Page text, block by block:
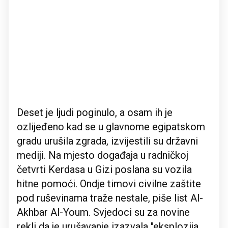
Deset je ljudi poginulo, a osam ih je
ozlijeđeno kad se u glavnome egipatskom
gradu urušila zgrada, izvijestili su državni
mediji. Na mjesto događaja u radničkoj
četvrti Kerdasa u Gizi poslana su vozila
hitne pomoći. Ondje timovi civilne zaštite
pod ruševinama traže nestale, piše list Al-
Akhbar Al-Youm. Svjedoci su za novine